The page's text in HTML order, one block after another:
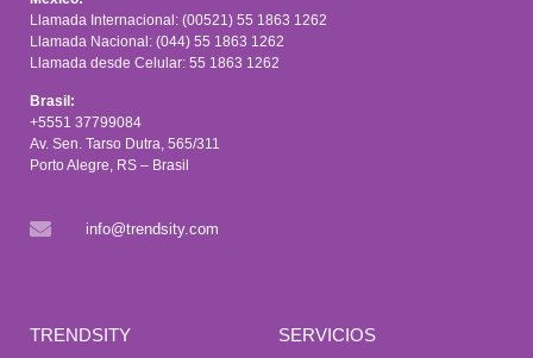
Llamada Internacional: (00521) 55 1863 1262
Llamada Nacional: (044) 55 1863 1262
Llamada desde Celular: 55 1863 1262
Brasil:
+5551 37799084
Av. Sen. Tarso Dutra, 565/311
Porto Alegre, RS – Brasil
info@trendsity.com
TRENDSITY SERVICIOS